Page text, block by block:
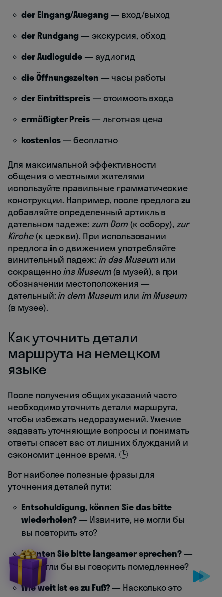
der Eingang/Ausgang — вход/выход
der Rundgang — экскурсия, обход
der Audioguide — аудиогид
die Öffnungszeiten — часы работы
der Eintrittspreis — стоимость входа
ermäßigter Preis — льготная цена
kostenlos— бесплатно
Для максимальной эффективности
общения с местными жителями
используйте правильные грамматические
конструкции. Например, после предлогаzu
добавляйте определенный артикль в
дательном падеже: zum Dom(к собору), zur
Kirche(к церкви). При использовании
предлога inс движением употребляйте
винительный падеж: in das Museum или
сокращенноins Museum(в музей), а при
обозначении местоположения —
дательный: in dem Museumили im Museum
(в музее).
Как уточнить детали
маршрута на немецком
языке
После получения общих указаний часто
необходимо уточнить детали маршрута,
чтобы избежать недоразумений. Умение
задавать уточняющие вопросы и понимать
ответы спасет вас от лишних блужданий и
сэкономит ценное время. 🕒
Вот наиболее полезные фразы для
уточнения деталей пути:
Entschuldigung, können Sie das bitte
wiederholen? — Извините, не могли бы
вы повторить это?
Könnten Sie bitte langsamer sprechen? —
Не могли бы вы говорить помедленнее?
Wie weit ist es zu Fuß?— Насколько это